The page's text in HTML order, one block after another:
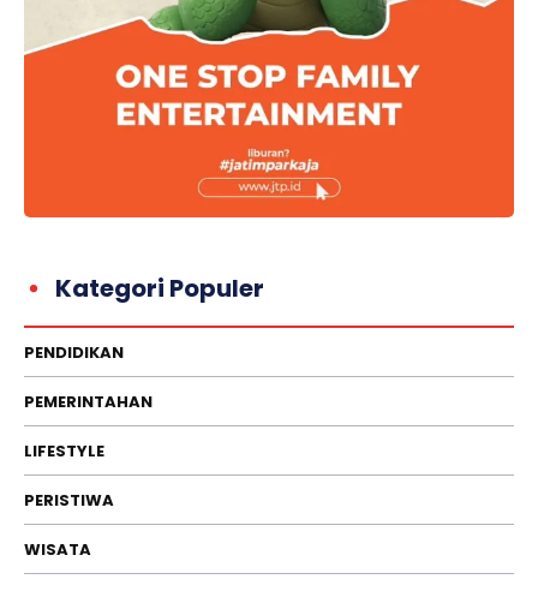
Kategori Populer
PENDIDIKAN
PEMERINTAHAN
LIFESTYLE
PERISTIWA
WISATA